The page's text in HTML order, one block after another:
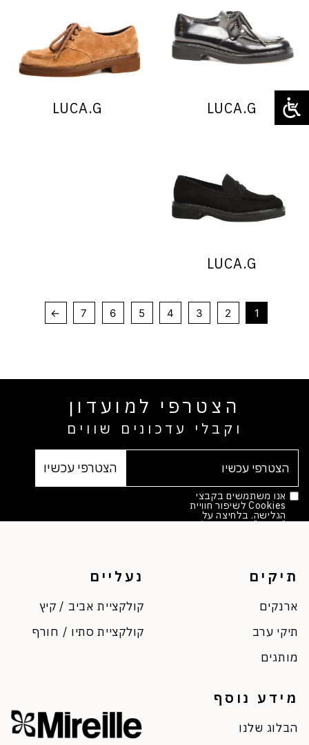
LUCA.G
LUCA.G
LUCA.G
1
2
3
4
5
6
7
←
הצטרפי למועדון
וקבלי עדכונים שווים
אנו משתמשים בקבצי
Cookies לשיפור חוויית
הגלישה. בלחיצה על
"אישור" הינך מסכים/ה.
תיקים
ארנקים
תיקי ערב
מותגים
נעליים
קולקציית אביב / קיץ
קולקציית סתיו / חורף
מידע נוסף
הבלוג שלנו